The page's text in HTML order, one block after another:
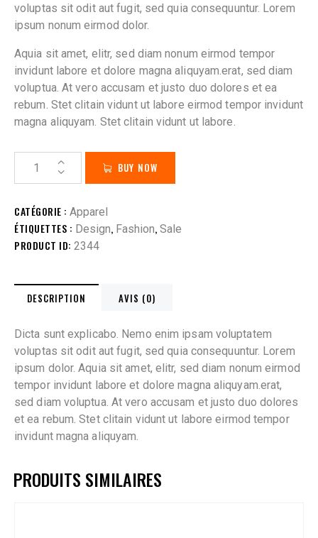
voluptas sit odit aut fugit, sed quia consequuntur. Lorem
ipsum nonum eirmod dolor.
Aquia sit amet, elitr, sed diam nonum eirmod tempor
invidunt labore et dolore magna aliquyam.erat, sed diam
voluptua. At vero accusam et justo duo dolores et ea
rebum. Stet clitain vidunt ut labore eirmod tempor invidunt
magna aliquyam. Stet clitain vidunt ut labore.
BUY NOW
CATÉGORIE : Apparel
ÉTIQUETTES : Design, Fashion, Sale
PRODUCT ID: 2344
DESCRIPTION AVIS (0)
Dicta sunt explicabo. Nemo enim ipsam voluptatem
voluptas sit odit aut fugit, sed quia consequuntur. Lorem
ipsum dolor. Aquia sit amet, elitr, sed diam nonum eirmod
tempor invidunt labore et dolore magna aliquyam.erat,
sed diam voluptua. At vero accusam et justo duo dolores
et ea rebum. Stet clitain vidunt ut labore eirmod tempor
invidunt magna aliquyam.
PRODUITS SIMILAIRES